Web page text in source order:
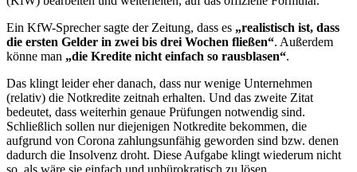
Ein KfW-Sprecher sagte der Zeitung, dass es „realistisch ist, dass
die ersten Gelder in zwei bis drei Wochen fließen“. Außerdem
könne man „die Kredite nicht einfach so rausblasen“.
Das klingt leider eher danach, dass nur wenige Unternehmen
(relativ) die Notkredite zeitnah erhalten. Und das zweite Zitat
bedeutet, dass weiterhin genaue Prüfungen notwendig sind.
Schließlich sollen nur diejenigen Notkredite bekommen, die
aufgrund von Corona zahlungsunfähig geworden sind bzw. denen
dadurch die Insolvenz droht. Diese Aufgabe klingt wiederum nicht
so, als wäre sie einfach und unbürokratisch zu lösen.